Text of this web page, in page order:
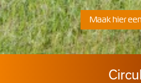
Maak hier